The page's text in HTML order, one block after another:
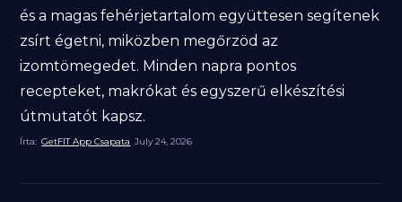
és a magas fehérjetartalom együttesen segítenek
zsírt égetni, miközben megőrzöd az
izomtömegedet. Minden napra pontos
recepteket, makrókat és egyszerű elkészítési
útmutatót kapsz.
Írta: GetFIT App Csapata July 24, 2026